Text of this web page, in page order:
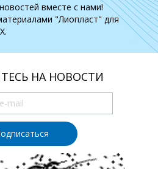
вместе с нами!
"Лиопласт" для
НА НОВОСТИ